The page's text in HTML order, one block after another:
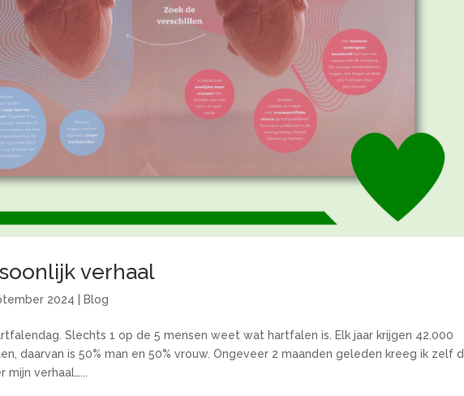
verhaal
2024 Blog
Slechts 1 op de 5 mensen weet wat hartfalen is. Elk jaar krijgen 42.000
daarvan is 50% man en 50% vrouw. Ongeveer 2 maanden geleden kreeg ik zelf
verhaal…...